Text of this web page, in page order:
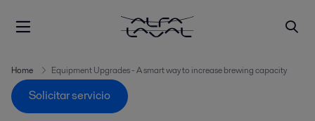
Home Equipment Upgrades - A smart way to increase brewing capacity
Solicitar servicio